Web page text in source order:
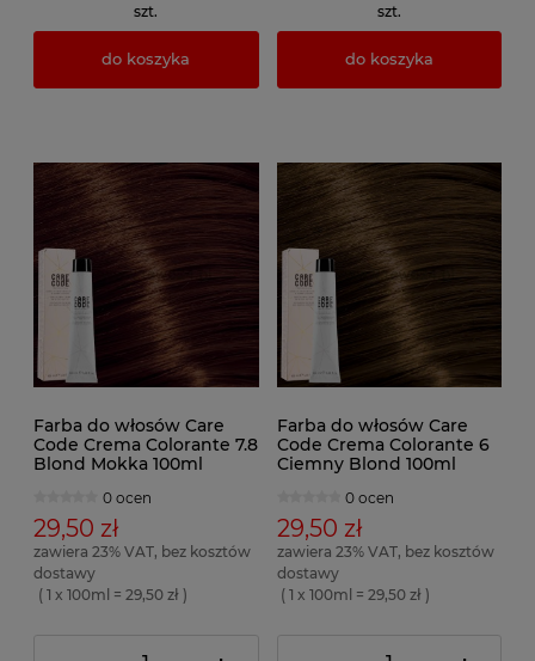
szt.
do koszyka
szt.
do koszyka
Farba do włosów Care
Code Crema Colorante 7.8
Blond Mokka 100ml
0 ocen
29,50 zł
zawiera 23% VAT, bez kosztów
dostawy
( 1 x 100ml = 29,50 zł )
Farba do włosów Care
Code Crema Colorante 6
Ciemny Blond 100ml
0 ocen
29,50 zł
zawiera 23% VAT, bez kosztów
dostawy
( 1 x 100ml = 29,50 zł )